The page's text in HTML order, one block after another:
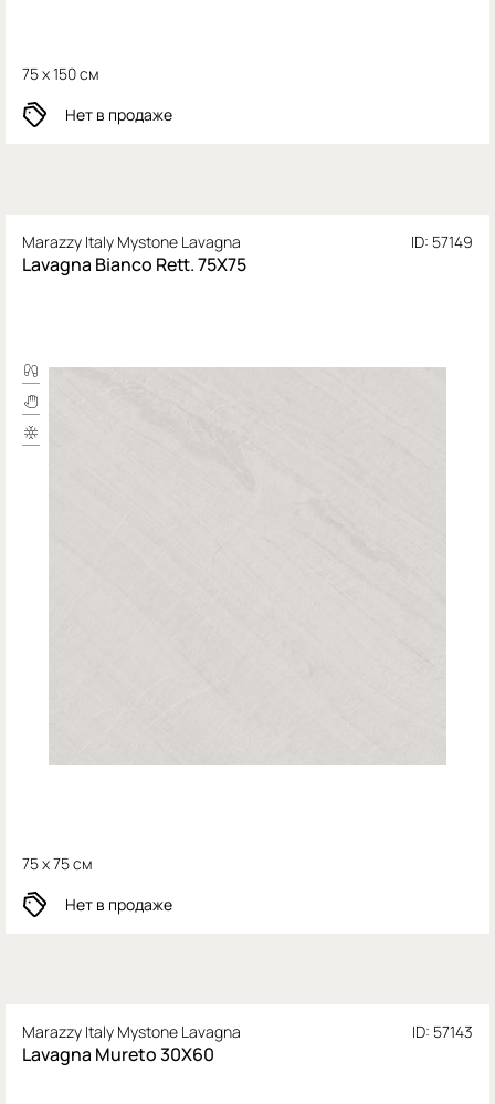
75 x 150 см
Нет в продаже
Marazzy Italy Mystone Lavagna ID: 57149
Lavagna Bianco Rett. 75X75
75 x 75 см
Нет в продаже
Marazzy Italy Mystone Lavagna ID: 57143
Lavagna Mureto 30X60